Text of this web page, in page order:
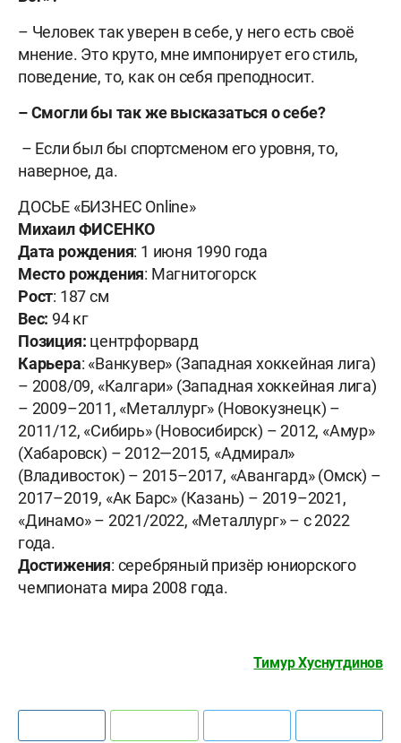
– Человек так уверен в себе, у него есть своё
мнение. Это круто, мне импонирует его стиль,
поведение, то, как он себя преподносит.
– Смогли бы так же высказаться о себе?
– Если был бы спортсменом его уровня, то,
наверное, да.
ДОСЬЕ «БИЗНЕС Online»
Михаил ФИСЕНКО
Дата рождения: 1 июня 1990 года
Место рождения: Магнитогорск
Рост: 187 см
Вес: 94 кг
Позиция: центрфорвард
Карьера: «Ванкувер» (Западная хоккейная лига)
– 2008/09, «Калгари» (Западная хоккейная лига)
– 2009–2011, «Металлург» (Новокузнецк) –
2011/12, «Сибирь» (Новосибирск) – 2012, «Амур»
(Хабаровск) – 2012—2015, «Адмирал»
(Владивосток) – 2015–2017, «Авангард» (Омск) –
2017–2019, «Ак Барс» (Казань) – 2019–2021,
«Динамо» – 2021/2022, «Металлург» – с 2022
года.
Достижения: серебряный призёр юниорского
чемпионата мира 2008 года.
Тимур Хуснутдинов